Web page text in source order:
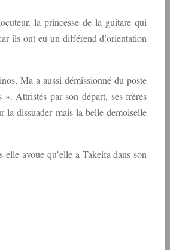
la princesse de la guitare qui
ils ont eu un différend d’orientation
Ma a aussi démissionné du poste
Attristés par son départ, ses frères
la dissuader mais la belle demoiselle
avoue qu’elle a Takeifa dans son